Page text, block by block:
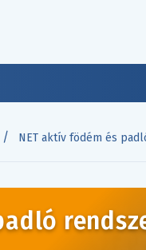
/ NET aktív födém és